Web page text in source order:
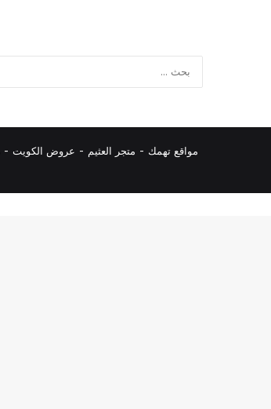
مواقع تهمك - متجر العثيم - عروض الكويت -